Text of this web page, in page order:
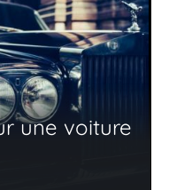
une voiture